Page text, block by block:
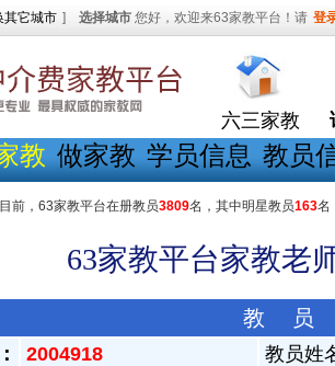
其它城市 ] 选择城市 您好，欢迎来63家教平台！请 登
六三家教
教 做家教 学员信息 教员
目前，63家教平台在册教员3809名，其中明星教员163名
63家教平台家教老
教 员
2004918 教员姓